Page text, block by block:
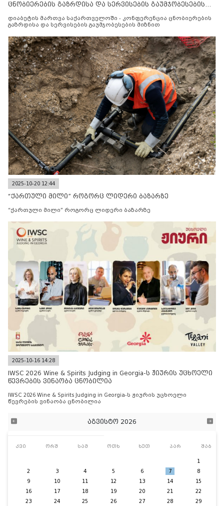
ცნობიერების გაზრდისა და სერვისების გაუმჯობესების
დიაბეტის მართვა საქართველოში - კონფერენცია ცნობიერების
გაზრდისა და სერვისების გაუმჯობესების მიზნით
2025-10-20 12:44
“ქართული მილი” როგორც ლიდერი ბაზარზე
“ქართული მილი” როგორც ლიდერი ბაზარზე
2025-10-16 14:28
IWSC 2026 Wine & Spirits Judging in Georgia-ს ჟიურის უცხოელი
წევრების ვინაობა ცნობილია
IWSC 2026 Wine & Spirits Judging in Georgia-ს ჟიურის უცხოელი
წევრების ვინაობა ცნობილია
აგვისტო 2026
კვი ორშ სამ ოთხ ხუთ პარ შაბ
1
2
3 4 5 6 7
8
9
10 11 12 13 14
15
16
17 18 19 20 21
22
23
24 25 26 27 28
29